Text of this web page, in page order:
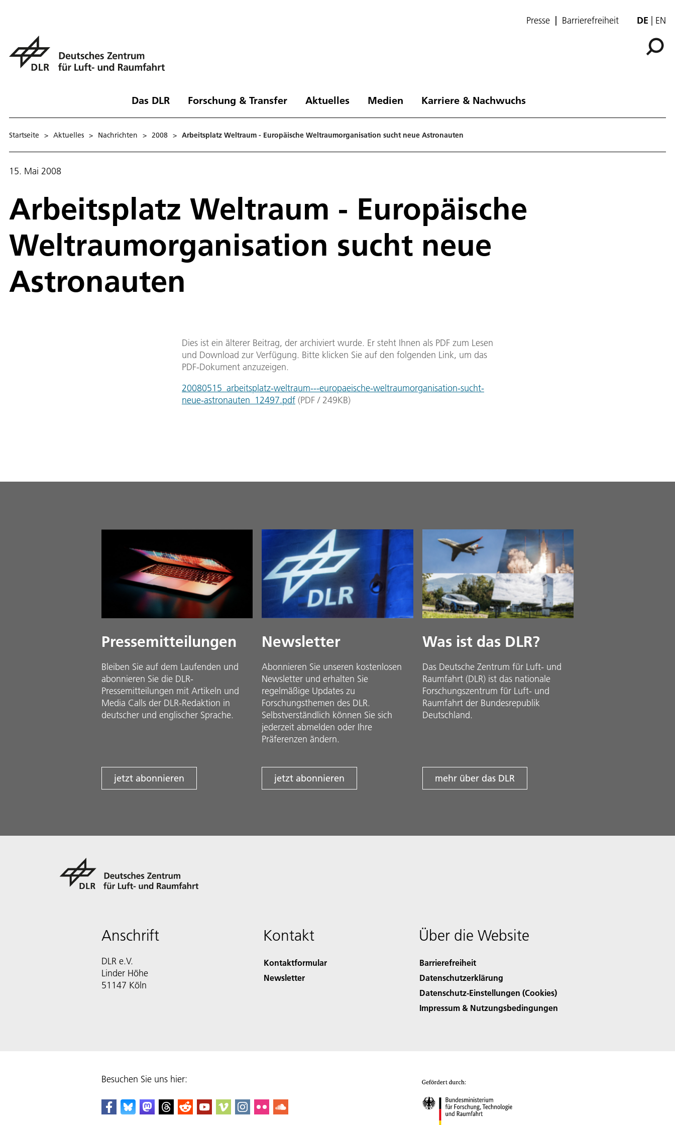
Presse Barrierefreiheit DE EN
Das DLR Forschung & Transfer Aktuelles Medien Karriere & Nachwuchs
Startseite > Aktuelles > Nachrichten > 2008 > Arbeitsplatz Weltraum - Europäische Weltraumorganisation sucht neue Astronauten
15. Mai 2008
Arbeitsplatz Weltraum - Europäische
Weltraumorganisation sucht neue
Astronauten
Dies ist ein älterer Beitrag, der archiviert wurde. Er steht Ihnen als PDF zum Lesen
und Download zur Verfügung. Bitte klicken Sie auf den folgenden Link, um das
PDF-Dokument anzuzeigen.
20080515_arbeitsplatz-weltraum---europaeische-weltraumorganisation-sucht-
neue-astronauten_12497.pdf (PDF / 249KB)
Pressemitteilungen
Bleiben Sie auf dem Laufenden und
abonnieren Sie die DLR-
Pressemitteilungen mit Artikeln und
Media Calls der DLR-Redaktion in
deutscher und englischer Sprache.
jetzt abonnieren
Newsletter
Abonnieren Sie unseren kostenlosen
Newsletter und erhalten Sie
regelmäßige Updates zu
Forschungsthemen des DLR.
Selbstverständlich können Sie sich
jederzeit abmelden oder Ihre
Präferenzen ändern.
jetzt abonnieren
Was ist das DLR?
Das Deutsche Zentrum für Luft- und
Raumfahrt (DLR) ist das nationale
Forschungszentrum für Luft- und
Raumfahrt der Bundesrepublik
Deutschland.
mehr über das DLR
Anschrift
DLR e.V.
Linder Höhe
51147 Köln
Kontakt
Kontaktformular
Newsletter
Über die Website
Barrierefreiheit
Datenschutzerklärung
Datenschutz-Einstellungen (Cookies)
Impressum & Nutzungsbedingungen
Besuchen Sie uns hier: